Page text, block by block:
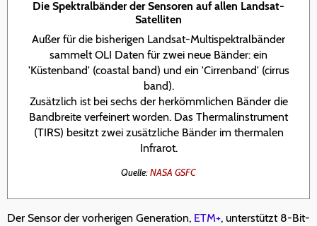
Die Spektralbänder der Sensoren auf allen Landsat-
Satelliten
Außer für die bisherigen Landsat-Multispektralbänder
sammelt OLI Daten für zwei neue Bänder: ein
'Küstenband' (coastal band) und ein 'Cirrenband' (cirrus
band).
Zusätzlich ist bei sechs der herkömmlichen Bänder die
Bandbreite verfeinert worden. Das Thermalinstrument
(TIRS) besitzt zwei zusätzliche Bänder im thermalen
Infrarot.
Quelle:NASA GSFC
Der Sensor der vorherigen Generation, ETM+, unterstützt 8-Bit-